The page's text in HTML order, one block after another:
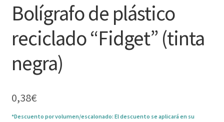
Bolígrafo de plástico
reciclado “Fidget” (tinta
negra)
0,38€
*Descuento por volumen/escalonado: El descuento se aplicará en su